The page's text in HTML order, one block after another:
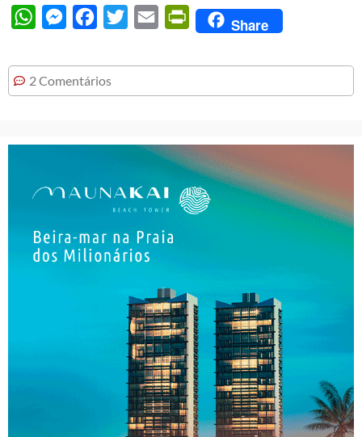
WhatsAppMessengerFacebook
Twitter Email PrintFriendly
Share
2 Comentários